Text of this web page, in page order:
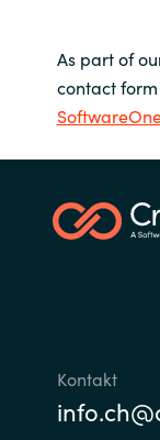
As part of
contact
Kontakt